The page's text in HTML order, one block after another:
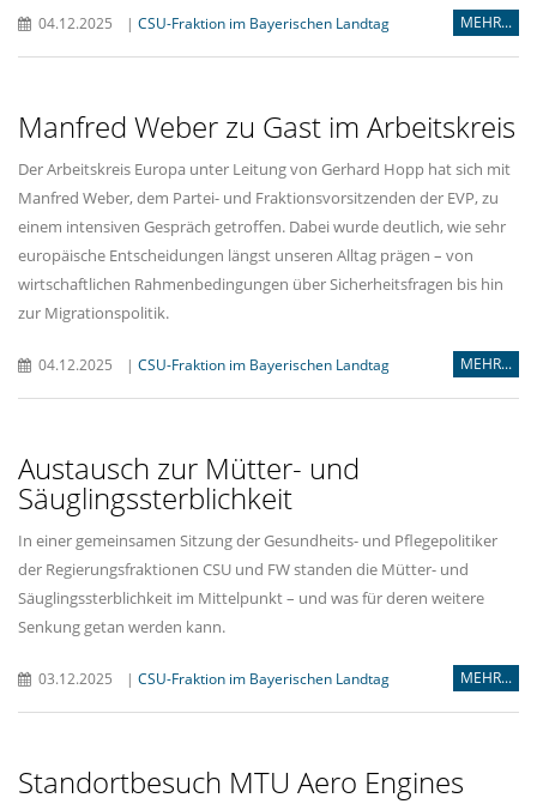
04.12.2025 | CSU-Fraktion im Bayerischen Landtag MEHR...
Manfred Weber zu Gast im Arbeitskreis
Der Arbeitskreis Europa unter Leitung von Gerhard Hopp hat sich mit
Manfred Weber, dem Partei- und Fraktionsvorsitzenden der EVP, zu
einem intensiven Gespräch getroffen. Dabei wurde deutlich, wie sehr
europäische Entscheidungen längst unseren Alltag prägen – von
wirtschaftlichen Rahmenbedingungen über Sicherheitsfragen bis hin
zur Migrationspolitik.
04.12.2025 | CSU-Fraktion im Bayerischen Landtag MEHR...
Austausch zur Mütter- und
Säuglingssterblichkeit
In einer gemeinsamen Sitzung der Gesundheits- und Pflegepolitiker
der Regierungsfraktionen CSU und FW standen die Mütter- und
Säuglingssterblichkeit im Mittelpunkt – und was für deren weitere
Senkung getan werden kann.
03.12.2025 | CSU-Fraktion im Bayerischen Landtag MEHR...
Standortbesuch MTU Aero Engines